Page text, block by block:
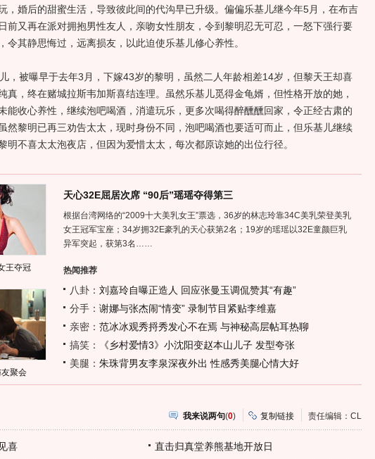
，婚后的甜蜜生活，导致彼此间的代沟早已升级。偏偏乐基儿继今年5月，在布吉
前又再在派对拥抱男性友人，亲吻女性朋友，令到黎明忍无可忍，一怒下强行要
令其静思悔过，远离损友，以此迫使乐基儿修心养性。
被曝早于去年3月，下嫁43岁的黎明，虽然二人年龄相差14岁，但黎天王却喜
真，终在赌城拉斯韦加斯喜结连理。虽然乐基儿觅得金龟婿，但性格开放的她，
能收心养性，继续泡吧喝酒，消遣玩乐，更多次喝得醉醺醺回家，令正经古肃的
然黎明已再三劝告太太，现时身份不同，泡吧喝酒也要适可而止，但乐基儿继续
明不喜太太泡夜店，但因为爱惜太太，每次都原谅她的出位行径。
王夺冠
聚会
天心32E屈居次席 “90后”瑶瑶夺得第三
根据台湾网络的“2009十大美乳女王”票选，36岁的林志玲靠34C美乳荣登美乳
女王冠军宝座；34岁拥32E豪乳的天心获第2名；19岁的瑶瑶以32E童颜巨乳
异军突起，获第3名……
热闻推荐
八卦： 刘嘉玲自曝正造人 回应张曼玉调侃赞其“有趣”
分手： 谢娜与张杰闹“情变” 录制节目紧贴李维嘉
亲密： 范冰冰观秀捋秀发心不在焉 与神秘高层帖耳热聊
搞笑：
《乡村爱情3》小沈阳变赵本山儿子 发型夸张
美腿： 朱珠背男友李泉深夜外出 性感秀美腿心情大好
我来说两句(0) 复制链接 责任编辑：CL
喜 直击归真堂养熊基地开放日